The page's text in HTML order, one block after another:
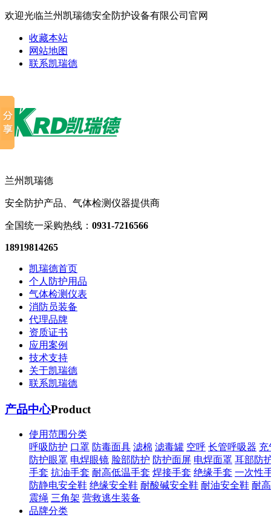
欢迎光临兰州凯瑞德安全防护设备有限公司官网
收藏本站
网站地图
联系凯瑞德
兰州凯瑞德
安全防护产品、气体检测仪器提供商
全国统一采购热线： 0931-7216566
18919814265
凯瑞德首页
个人防护用品
气体检测仪表
消防员装备
代理品牌
资质证书
应用案例
技术支持
关于凯瑞德
联系凯瑞德
产品中心Product
使用范围分类
呼吸防护 口罩 防毒面具 滤棉 滤毒罐 空呼 长管呼吸器 充
防护眼罩 电焊眼镜 脸部防护 防护面屏 电焊面罩 耳部防
手套 抗油手套 耐高低温手套 焊接手套 绝缘手套 一次性
防静电安全鞋 绝缘安全鞋 耐酸碱安全鞋 耐油安全鞋 耐
震绳 三角架 营救逃生装备
品牌分类